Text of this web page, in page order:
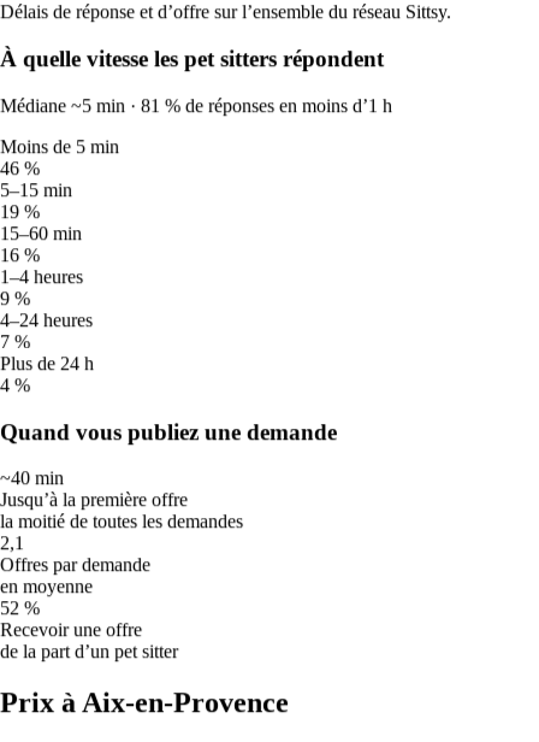
Tempête
☀️
19°
Mar 18
☀️
30°
19°
Chaud
Mer 19
☀️
32°
18°
Chaud
Jeu
34°
Très chaud
Ven 21
☀️
33
22°
Chaud
⛈️
Délais de réponse et d’offre sur l’ensemble du réseau Sittsy.
À quelle vitesse les pet sitters répondent
Médiane ~5 min · 81 % de réponses en moins d’1 h
Moins de 5 min
46 %
5–15 min
19 %
15–60 min
16 %
1–4 heures
9 %
4–24 heures
7 %
Plus de 24 h
4 %
Quand vous publiez une demande
~40 min
Jusqu’à la première offre
la moitié de toutes les demandes
2,1
Offres par demande
en moyenne
52 %
Recevoir une offre
de la part d’un pet sitter
Prix à Aix-en-Provence